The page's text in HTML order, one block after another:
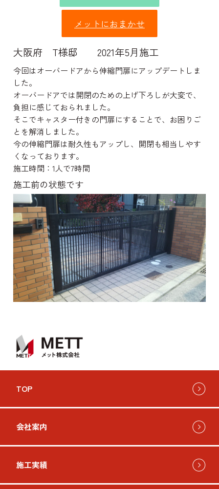
メットにおまかせ
大阪府 T様邸 2021年5月施工
今回はオーバードアから伸縮門扉にアップデートしま
した。
オーバードアでは開閉のための上げ下ろしが大変で、
負担に感じておられました。
そこでキャスター付きの門扉にすることで、お困りご
とを解消しました。
今の伸縮門扉は耐久性もアップし、開閉も相当しやす
くなっております。
施工時間：1人で7時間
施工前の状態です
TOP
会社案内
施工実績